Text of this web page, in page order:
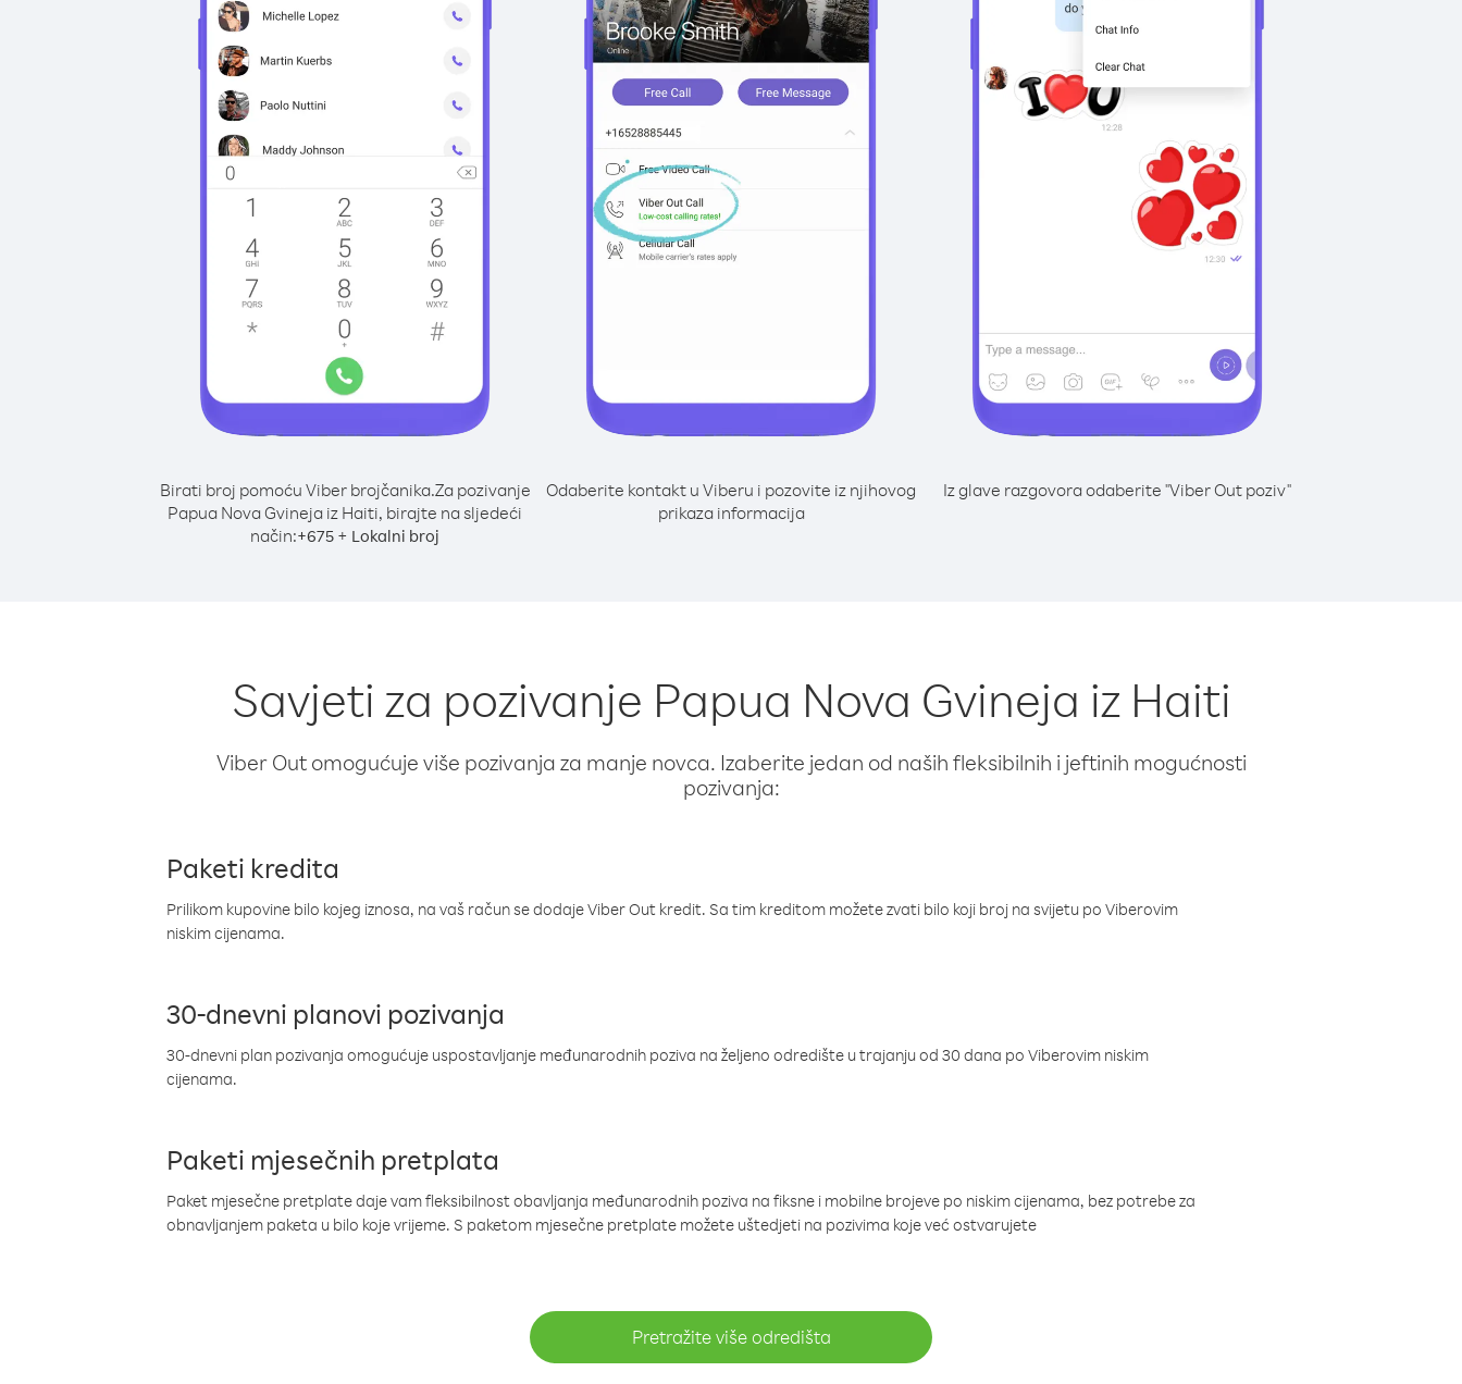
Birati broj pomoću Viber brojčanika.Za pozivanje
Papua Nova Gvineja iz Haiti, birajte na sljedeći
način:+675 + Lokalni broj
Odaberite kontakt u Viberu i pozovite iz njihovog
prikaza informacija
Iz glave razgovora odaberite "Viber Out poziv"
Savjeti za pozivanje Papua Nova Gvineja iz Haiti
Viber Out omogućuje više pozivanja za manje novca. Izaberite jedan od naših fleksibilnih i jeftinih mogućnosti
pozivanja:
Paketi kredita
Prilikom kupovine bilo kojeg iznosa, na vaš račun se dodaje Viber Out kredit. Sa tim kreditom možete zvati bilo koji broj na svijetu po Viberovim
niskim cijenama.
30-dnevni planovi pozivanja
30-dnevni plan pozivanja omogućuje uspostavljanje međunarodnih poziva na željeno odredište u trajanju od 30 dana po Viberovim niskim
cijenama.
Paketi mjesečnih pretplata
Paket mjesečne pretplate daje vam fleksibilnost obavljanja međunarodnih poziva na fiksne i mobilne brojeve po niskim cijenama, bez potrebe za
obnavljanjem paketa u bilo koje vrijeme. S paketom mjesečne pretplate možete uštedjeti na pozivima koje već ostvarujete
Pretražite više odredišta